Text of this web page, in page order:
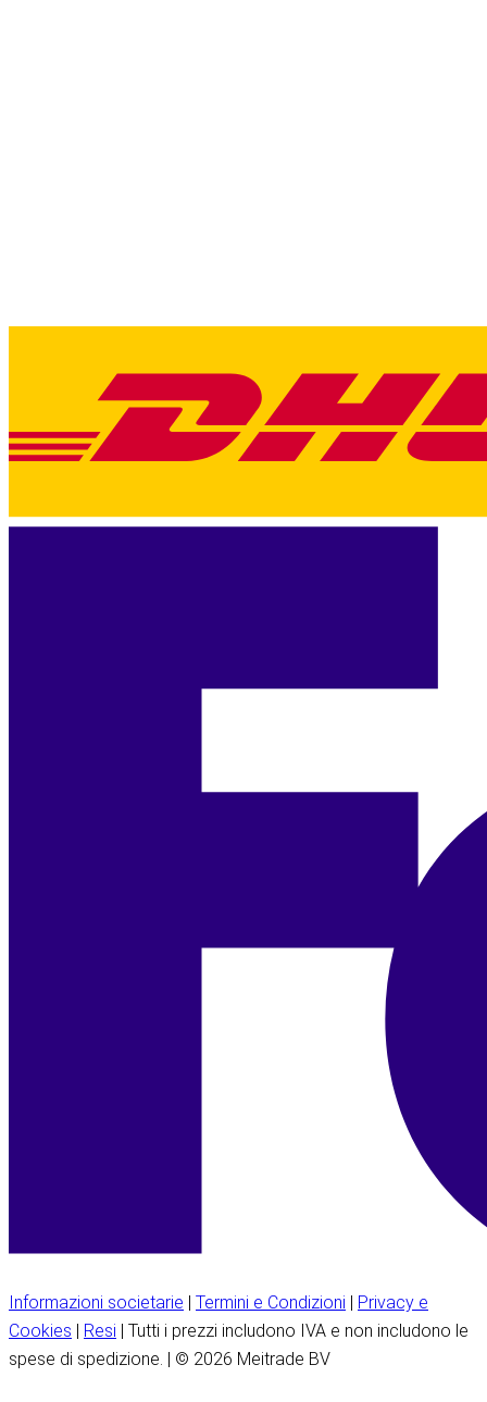
Informazioni societarie | Termini e Condizioni | Privacy e
Cookies | Resi | Tutti i prezzi includono IVA e non includono le
spese di spedizione. | © 2026 Meitrade BV